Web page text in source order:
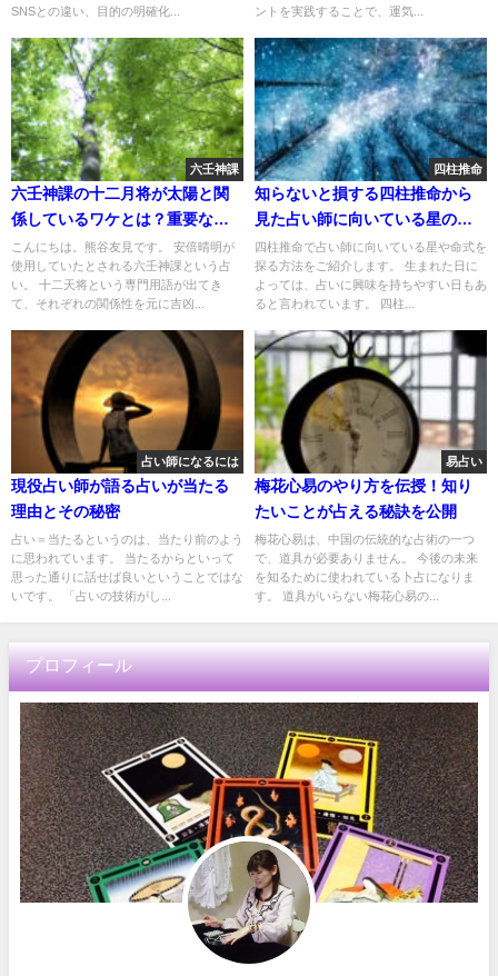
SNSとの違い、目的の明確化...
ントを実践することで、運気...
六壬神課
六壬神課の十二月将が太陽と関
係しているワケとは？重要な共
通点を解説
こんにちは。熊谷友見です。 安倍晴明が
使用していたとされる六壬神課という占
い。 十二天将という専門用語が出てき
て、それぞれの関係性を元に吉凶...
四柱推命
知らないと損する四柱推命から
見た占い師に向いている星の探
し方
四柱推命で占い師に向いている星や命式を
探る方法をご紹介します。 生まれた日に
よっては、占いに興味を持ちやすい日もあ
ると言われています。 四柱...
占い師になるには
現役占い師が語る占いが当たる
理由とその秘密
占い＝当たるというのは、当たり前のよう
に思われています。 当たるからといって
思った通りに話せば良いということではな
いです。 「占いの技術がし...
易占い
梅花心易のやり方を伝授！知り
たいことが占える秘訣を公開
梅花心易は、中国の伝統的な占術の一つ
で、道具が必要ありません。 今後の未来
を知るために使われている卜占になりま
す。 道具がいらない梅花心易の...
プロフィール